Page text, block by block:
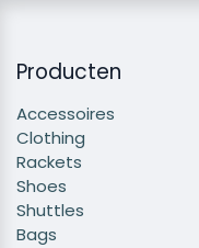
Producten
Accessoires
Clothing
Rackets
Shoes
Shuttles
Bags